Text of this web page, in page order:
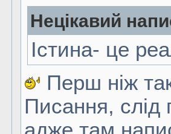
Нецікавий
Істина- це
Перш ніж
Писання, слід